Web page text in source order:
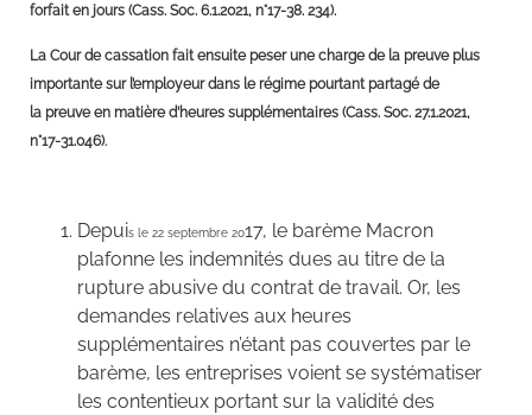
forfait en jours (Cass. Soc. 6.1.2021, n°17-38. 234).
La Cour de cassation fait ensuite peser une charge de la preuve plus
importante sur l’employeur dans le régime pourtant partagé de
la preuve en matière d’heures supplémentaires (Cass. Soc. 27.1.2021,
n°17-31.046).
Depuis le 22 septembre 2017, le barème Macron
plafonne les indemnités dues au titre de la
rupture abusive du contrat de travail. Or, les
demandes relatives aux heures
supplémentaires n’étant pas couvertes par le
barème, les entreprises voient se systématiser
les contentieux portant sur la validité des